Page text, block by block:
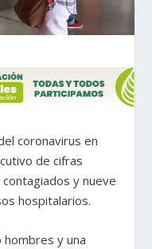
coronavirus en
de cifras
y nueve
hospitalarios.
hombres y una